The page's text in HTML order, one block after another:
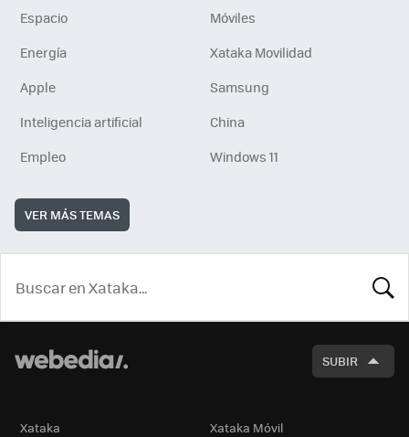
Espacio
Móviles
Energía
Xataka Movilidad
Apple
Samsung
Inteligencia artificial
China
Empleo
Windows 11
VER MÁS TEMAS
SUBIR
Xataka Xataka Móvil